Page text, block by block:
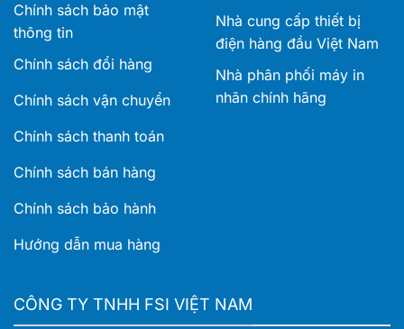
Chính sách bảo mật
thông tin
Chính sách đổi hàng
Chính sách vận chuyển
Chính sách thanh toán
Chính sách bán hàng
Chính sách bảo hành
Hướng dẫn mua hàng
Nhà cung cấp thiết bị
điện hàng đầu Việt Nam
Nhà phân phối máy in
nhãn chính hãng
CÔNG TY TNHH FSI VIỆT NAM